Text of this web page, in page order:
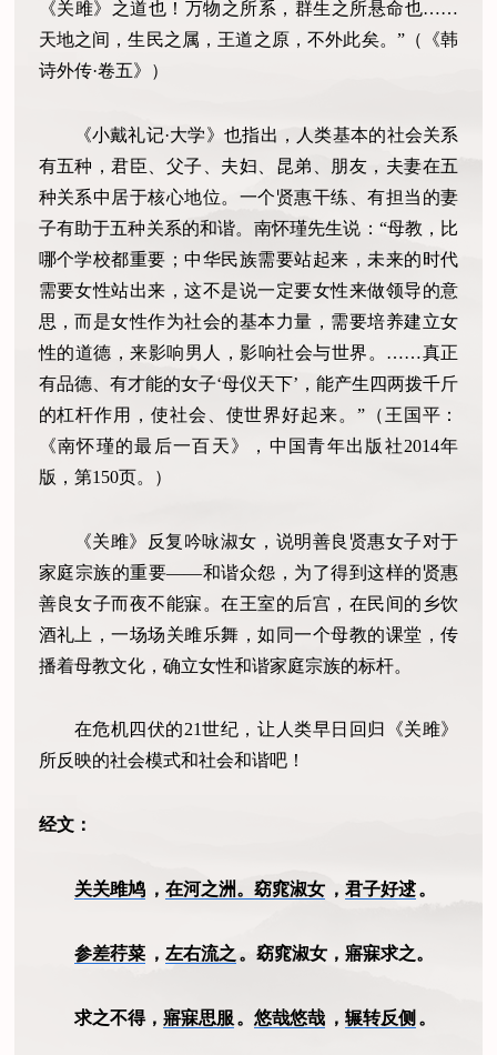
《关雎》之道也！万物之所系，群生之所悬命也……
天地之间，生民之属，王道之原，不外此矣。”（《韩
诗外传·卷五》）
《小戴礼记·大学》也指出，人类基本的社会关系
有五种，君臣、父子、夫妇、昆弟、朋友，夫妻在五
种关系中居于核心地位。一个贤惠干练、有担当的妻
子有助于五种关系的和谐。南怀瑾先生说：“母教，比
哪个学校都重要；中华民族需要站起来，未来的时代
需要女性站出来，这不是说一定要女性来做领导的意
思，而是女性作为社会的基本力量，需要培养建立女
性的道德，来影响男人，影响社会与世界。……真正
有品德、有才能的女子‘母仪天下’，能产生四两拨千斤
的杠杆作用，使社会、使世界好起来。”（王国平：
《南怀瑾的最后一百天》，中国青年出版社2014年
版，第150页。）
《关雎》反复吟咏淑女，说明善良贤惠女子对于
家庭宗族的重要——和谐众怨，为了得到这样的贤惠
善良女子而夜不能寐。在王室的后宫，在民间的乡饮
酒礼上，一场场关雎乐舞，如同一个母教的课堂，传
播着母教文化，确立女性和谐家庭宗族的标杆。
在危机四伏的21世纪，让人类早日回归《关雎》
所反映的社会模式和社会和谐吧！
经文：
关关雎鸠 ， 在河之洲。窈窕淑女 ， 君子好逑 。
参差荇菜 ， 左右流之 。窈窕淑女，寤寐求之。
求之不得， 寤寐思服 。 悠哉悠哉 ， 辗转反侧 。